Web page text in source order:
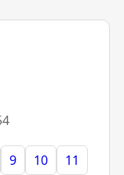
9 10
11